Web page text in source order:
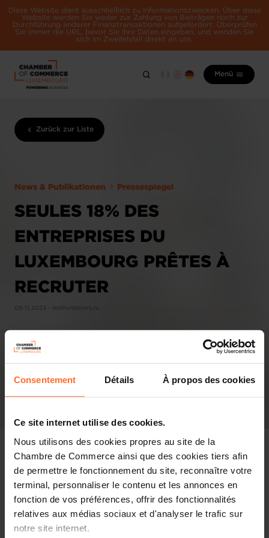
Consentement Détails À propos des cookies
Ce site internet utilise des cookies.
Nous utilisons des cookies propres au site de la
Chambre de Commerce ainsi que des cookies tiers afin
de permettre le fonctionnement du site, reconnaître votre
terminal, personnaliser le contenu et les annonces en
fonction de vos préférences, offrir des fonctionnalités
relatives aux médias sociaux et d'analyser le trafic sur
notre site internet.
Diese Website dient ausschließlich zu Informationszwecken. Über diese
Website werden Sie weder zur Zahlung von Beiträgen noch zur
Durchführung anderer Finanztransaktionen aufgefordert. Überprüfen
Sie immer die URL, bevor Sie Ihre Daten eingeben, und wenden Sie
sich im Zweifelsfall direkt an uns.
Menü
Zurück zur Liste
News & Publikationen Pressespiegel
SEULES 18% DES
ENTREPRISES DU
LUXEMBOURG PRÊTES À
RECRUTER
Pressespiegel
Diesen Artikel teilen